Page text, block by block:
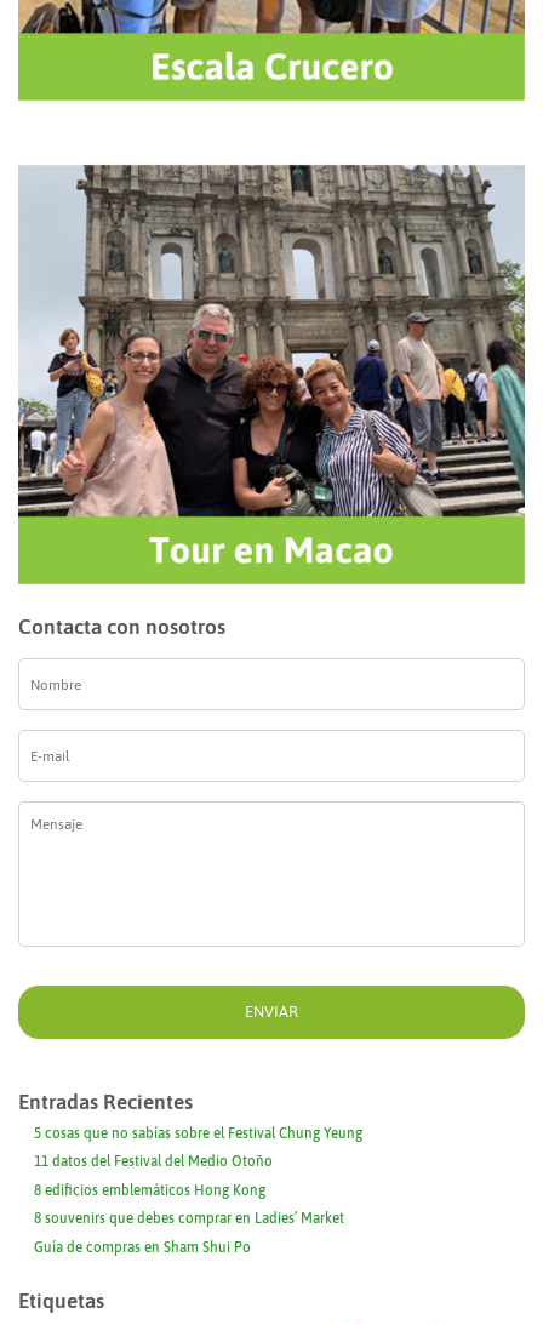
Contacta con nosotros
Nombre
E-
mail
*
Mensaje
Entradas Recientes
5 cosas que no sabías sobre el Festival Chung Yeung
11 datos del Festival del Medio Otoño
8 edificios emblemáticos Hong Kong
8 souvenirs que debes comprar en Ladies’ Market
Guía de compras en Sham Shui Po
Etiquetas